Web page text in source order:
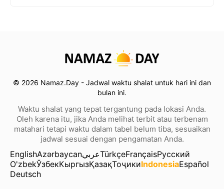
© 2026 Namaz.Day - Jadwal waktu shalat untuk hari ini dan
bulan ini.
Waktu shalat yang tepat tergantung pada lokasi Anda.
Oleh karena itu, jika Anda melihat terbit atau terbenam
matahari tetapi waktu dalam tabel belum tiba, sesuaikan
jadwal sesuai dengan pengamatan Anda.
EnglishAzərbaycanعربيTürkçeFrançaisРусский
O'zbekЎзбекКыргызҚазақТоҷикиIndonesiaEspañol
Deutsch